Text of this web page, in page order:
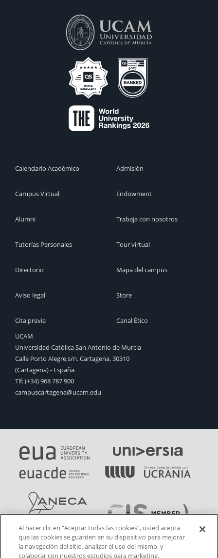
Calendario Académico
Campus Virtual
Alumni
Tutorías Personales
Directorio
Aviso legal
Cita previa
Admisión
Endowment
Trabaja con nosotros
Tour virtual
Mapa del campus
Store
Canal Ético
UCAM
Universidad Católica San Antonio de Murcia
Calle Porto Alegre,s/n. Cartagena, 30310
(Cartagena) - España
Tlf: (+34) 968 787 900
campuscartagena@ucam.edu
Al hacer clic en “Aceptar todas las cookies”, usted acepta
que las cookies se guarden en su dispositivo para mejorar
la navegación del sitio, analizar el uso del mismo, y
colaborar con nuestros estudios para marketing.